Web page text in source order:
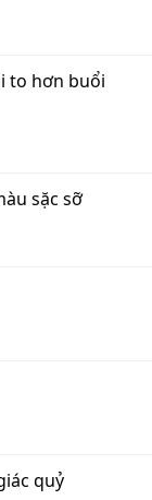
to hơn buổi
sặc sỡ
quỷ